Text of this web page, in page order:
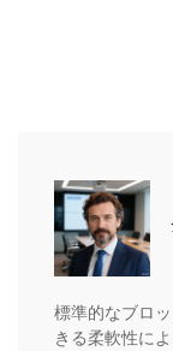
標準的なブロ
きる柔軟性に